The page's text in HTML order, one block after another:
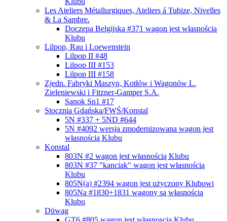
Les Ateliers Métallurgiques, Ateliers á Tubize, Nivelles
& La Sambre.
Doczepa Belgijska #371 wagon jest własnością
Klubu
Lilpop, Rau i Loewenstein
Lilpop II #48
Lilpop III #153
Lilpop III #158
Zjedn. Fabryki Maszyn, Kotłów i Wagonów L.
Zieleniewski i Fitzner-Gamper S.A.
Sanok Sn1 #17
Stocznia Gdańska/FWŚ/Konstal
5N #337 + 5ND #644
5N #4092 wersja zmodernizowana wagon jest
własnością Klubu
Konstal
803N #2 wagon jest własnością Klubu
803N #37 "kanciak" wagon jest własnością
Klubu
805N(a) #2394 wagon jest użyczony Klubowi
805Na #1830+1831 wagony są własnością
Klubu
Düwag